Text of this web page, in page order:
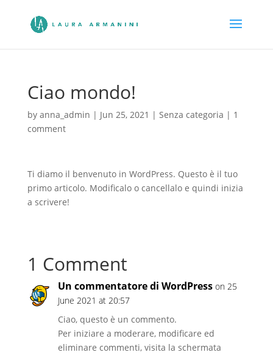
Ciao mondo!
by anna_admin | Jun 25, 2021 | Senza categoria | 1
comment
Ti diamo il benvenuto in WordPress. Questo è il tuo
primo articolo. Modificalo o cancellalo e quindi inizia
a scrivere!
1 Comment
Un commentatore di WordPress on 25
June 2021 at 20:57
Ciao, questo è un commento.
Per iniziare a moderare, modificare ed
eliminare commenti, visita la schermata